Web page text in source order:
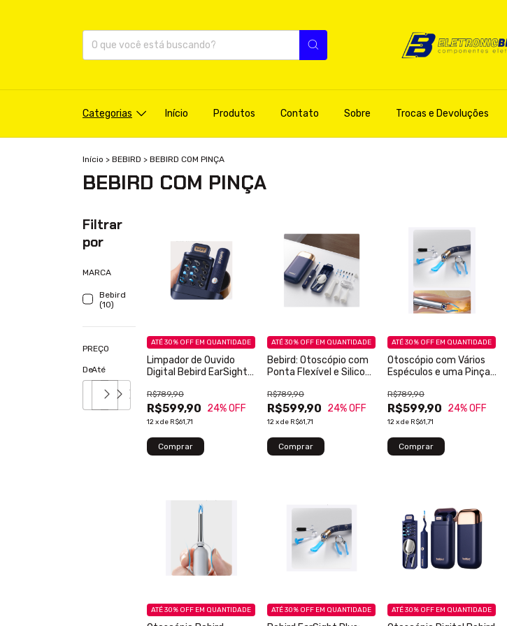
Categorias Início Produtos Contato Sobre Trocas e Devoluções
Início > BEBIRD > BEBIRD COM PINÇA
BEBIRD COM PINÇA
Filtrar
por
MARCA
Bebird
(10)
PREÇO
DeAté
Limpador de Ouvido
Digital Bebird EarSight
R$599,90
R$789,90
24% OFF
12xde R$61,71
ATÉ 30% OFF EM QUANTIDADE
Bebird: Otoscópio com
Ponta Flexível e Silicone
R$599,90
R$789,90
24% OFF
12xde R$61,71
ATÉ 30% OFF EM QUANTIDADE
Otoscópio com Vários
Espéculos e uma Pinça
R$599,90
R$789,90
24% OFF
12xde R$61,71
ATÉ 30% OFF EM QUANTIDADE
ATÉ 30% OFF EM QUANTIDADE ATÉ 30% OFF EM QUANTIDADE ATÉ 30% OFF EM QUANTIDADE